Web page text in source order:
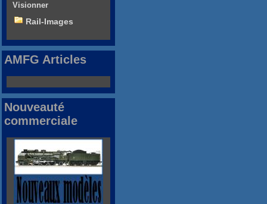
Visionner
Rail-Images
AMFG Articles
Nouveauté
commerciale